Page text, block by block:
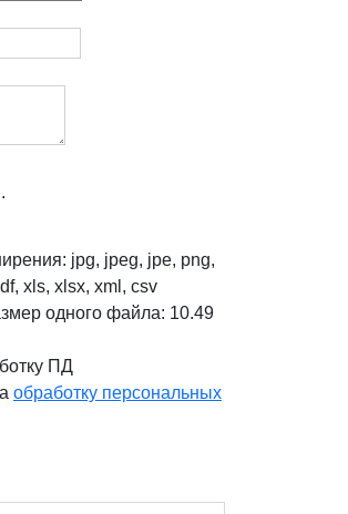
jpg, jpeg, jpe, png,
xls, xlsx, xml, csv
одного файла: 10.49
ПД
обработку персональных